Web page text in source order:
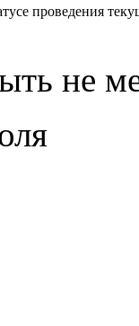
проведения
не